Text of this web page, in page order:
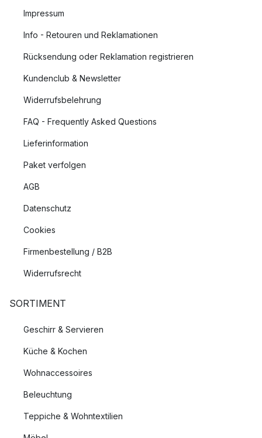
Impressum
Info - Retouren und Reklamationen
Rücksendung oder Reklamation registrieren
Kundenclub & Newsletter
Widerrufsbelehrung
FAQ - Frequently Asked Questions
Lieferinformation
Paket verfolgen
AGB
Datenschutz
Cookies
Firmenbestellung / B2B
Widerrufsrecht
SORTIMENT
Geschirr & Servieren
Küche & Kochen
Wohnaccessoires
Beleuchtung
Teppiche & Wohntextilien